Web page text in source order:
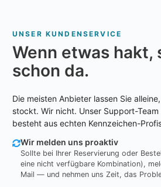
UNSER KUNDENSERVICE
Wenn etwas hakt,
schon da.
Die meisten Anbieter lassen Sie
stockt. Wir nicht. Unser Support-
besteht aus echten Kennzeichen-
Wir melden uns proaktiv
Sollte bei Ihrer Reservierung oder
eine nicht verfügbare Kombination),
Mail — und nehmen uns Zeit, das